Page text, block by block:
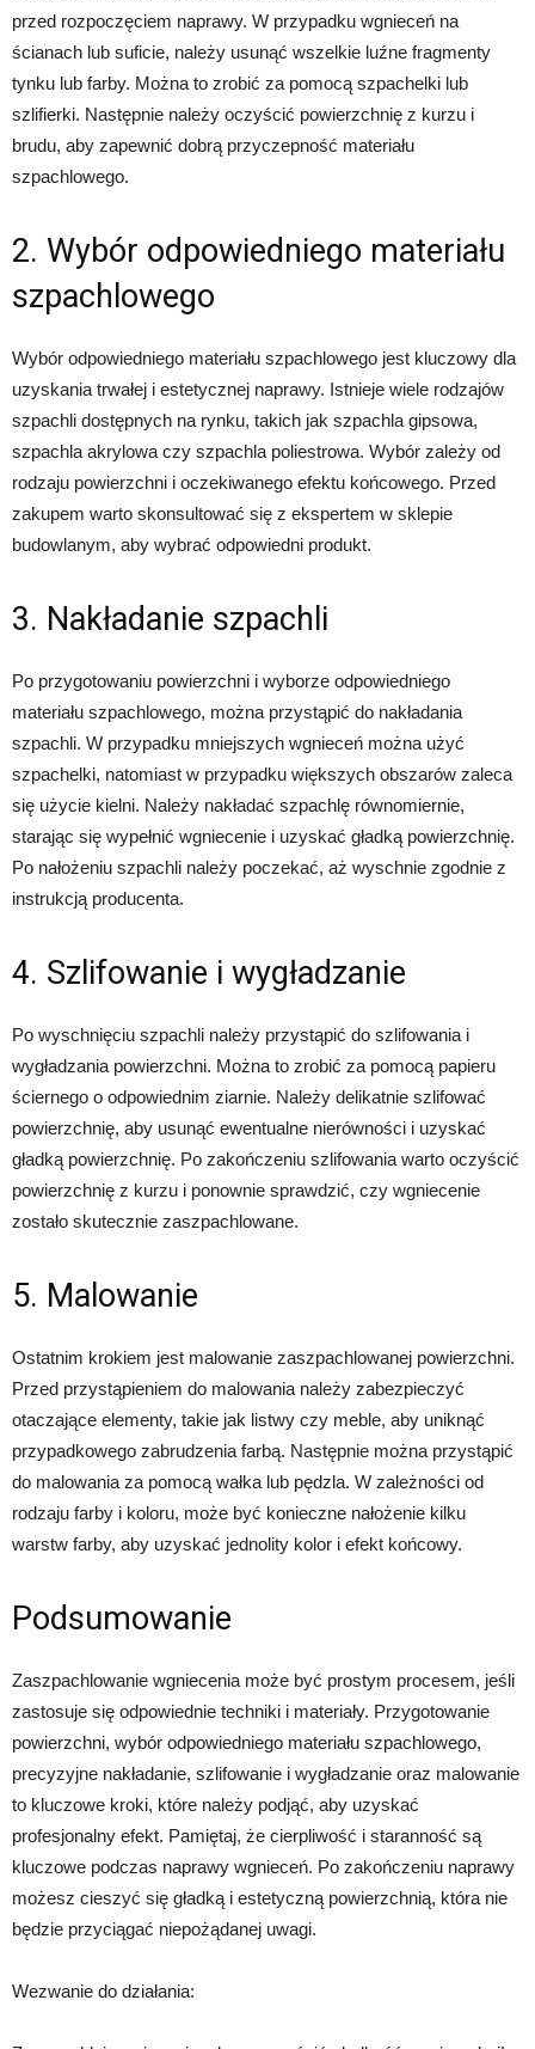
przed rozpoczęciem naprawy. W przypadku wgnieceń na
ścianach lub suficie, należy usunąć wszelkie luźne fragmenty
tynku lub farby. Można to zrobić za pomocą szpachelki lub
szlifierki. Następnie należy oczyścić powierzchnię z kurzu i
brudu, aby zapewnić dobrą przyczepność materiału
szpachlowego.
2. Wybór odpowiedniego materiału
szpachlowego
Wybór odpowiedniego materiału szpachlowego jest kluczowy dla
uzyskania trwałej i estetycznej naprawy. Istnieje wiele rodzajów
szpachli dostępnych na rynku, takich jak szpachla gipsowa,
szpachla akrylowa czy szpachla poliestrowa. Wybór zależy od
rodzaju powierzchni i oczekiwanego efektu końcowego. Przed
zakupem warto skonsultować się z ekspertem w sklepie
budowlanym, aby wybrać odpowiedni produkt.
3. Nakładanie szpachli
Po przygotowaniu powierzchni i wyborze odpowiedniego
materiału szpachlowego, można przystąpić do nakładania
szpachli. W przypadku mniejszych wgnieceń można użyć
szpachelki, natomiast w przypadku większych obszarów zaleca
się użycie kielni. Należy nakładać szpachlę równomiernie,
starając się wypełnić wgniecenie i uzyskać gładką powierzchnię.
Po nałożeniu szpachli należy poczekać, aż wyschnie zgodnie z
instrukcją producenta.
4. Szlifowanie i wygładzanie
Po wyschnięciu szpachli należy przystąpić do szlifowania i
wygładzania powierzchni. Można to zrobić za pomocą papieru
ściernego o odpowiednim ziarnie. Należy delikatnie szlifować
powierzchnię, aby usunąć ewentualne nierówności i uzyskać
gładką powierzchnię. Po zakończeniu szlifowania warto oczyścić
powierzchnię z kurzu i ponownie sprawdzić, czy wgniecenie
zostało skutecznie zaszpachlowane.
5. Malowanie
Ostatnim krokiem jest malowanie zaszpachlowanej powierzchni.
Przed przystąpieniem do malowania należy zabezpieczyć
otaczające elementy, takie jak listwy czy meble, aby uniknąć
przypadkowego zabrudzenia farbą. Następnie można przystąpić
do malowania za pomocą wałka lub pędzla. W zależności od
rodzaju farby i koloru, może być konieczne nałożenie kilku
warstw farby, aby uzyskać jednolity kolor i efekt końcowy.
Podsumowanie
Zaszpachlowanie wgniecenia może być prostym procesem, jeśli
zastosuje się odpowiednie techniki i materiały. Przygotowanie
powierzchni, wybór odpowiedniego materiału szpachlowego,
precyzyjne nakładanie, szlifowanie i wygładzanie oraz malowanie
to kluczowe kroki, które należy podjąć, aby uzyskać
profesjonalny efekt. Pamiętaj, że cierpliwość i staranność są
kluczowe podczas naprawy wgnieceń. Po zakończeniu naprawy
możesz cieszyć się gładką i estetyczną powierzchnią, która nie
będzie przyciągać niepożądanej uwagi.
Wezwanie do działania: